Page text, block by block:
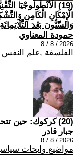
(19) الْأَنْطُولُوجْيَا
الْإِمْكَانِ الْكَامِنِ
وَالسِّتُّونَ بَعْدَ
حمودة المعناوي
2026 / 8 / 8
الفلسفة ,علم النفس
(20) كركوك: حين تتحدث بغداد بلسانٍ محلي
جبار قادر
2026 / 8 / 8
مواضيع وابحاث